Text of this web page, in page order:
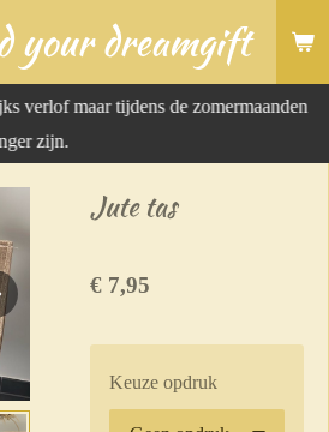
your dreamgift
verlof maar tijdens de zomermaanden
zijn.
Jute tas
€ 7,95
Keuze opdruk